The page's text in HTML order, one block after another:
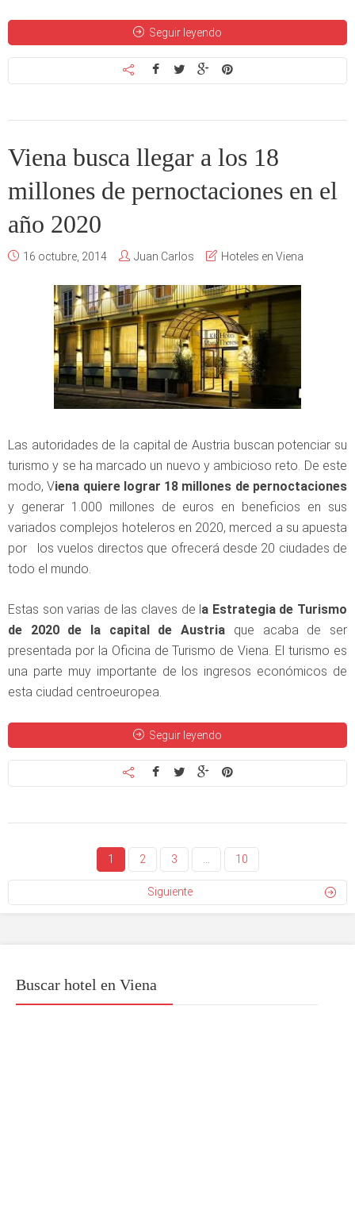
Seguir leyendo
Viena busca llegar a los 18
millones de pernoctaciones en el
año 2020
16 octubre, 2014 Juan Carlos Hoteles en Viena
Las autoridades de la capital de Austria buscan potenciar su
turismo y se ha marcado un nuevo y ambicioso reto. De este
modo, Viena quiere lograr 18 millones de pernoctaciones
y generar 1.000 millones de euros en beneficios en sus
variados complejos hoteleros en 2020, merced a su apuesta
por los vuelos directos que ofrecerá desde 20 ciudades de
todo el mundo.
Estas son varias de las claves de la Estrategia de Turismo
de 2020 de la capital de Austria que acaba de ser
presentada por la Oficina de Turismo de Viena. El turismo es
una parte muy importante de los ingresos económicos de
esta ciudad centroeuropea.
Seguir leyendo
1 2 3 10
Siguiente
Buscar hotel en Viena